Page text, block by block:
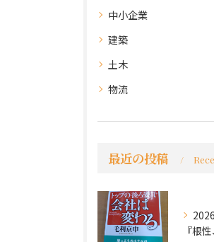
中小企業
建築
土木
物流
最近の投稿